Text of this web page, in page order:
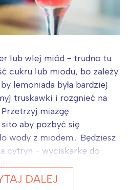
lub wlej miód - trudno tu
cukru lub miodu, bo zależy
lemoniada była bardziej
truskawki i rozgnieć na
miazgę
aby pozbyć się
wody z miodem... Będziesz
cytryn - wyciskarkę do
DALEJ